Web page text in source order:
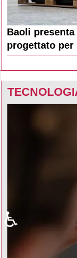
Baoli
progettato